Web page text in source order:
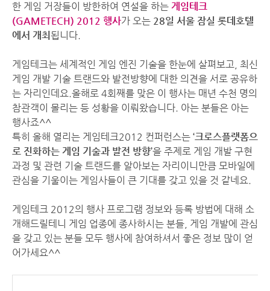
한 게임 거장들이 방한하여 연설을 하는 게임테크
(GAMETECH) 2012 행사가 오는 28일 서울 잠실 롯데호텔
에서 개최 됩니다.
게임테크는 세계적인 게임 엔진 기술을 한눈에 살펴보고, 최신
게임 개발 기술 트랜드와 발전방향에 대한 의견을 서로 공유하
는 자리인데요.올해로 4회째를 맞은 이 행사는 매년 수천 명의
참관객이 몰리는 등 성황을 이뤄왔습니다. 아는 분들은 아는
행사죠^^
특히 올해 열리는 게임테크2012 컨퍼런스는 ‘크로스플랫폼으
로 진화하는 게임 기술과 발전 방향’을 주제로 게임 개발 구현
과정 및 관련 기술 트랜드를 알아보는 자리이니만큼 모바일에
관심을 기울이는 게임사들이 큰 기대를 갖고 있을 것 같네요.
게임테크 2012의 행사 프로그램 정보와 등록 방법에 대해 소
개해드릴테니 게임 업종에 종사하시는 분들, 게임 개발에 관심
을 갖고 있는 분들 모두 행사에 참여하셔서 좋은 정보 많이 얻
어가세요^^